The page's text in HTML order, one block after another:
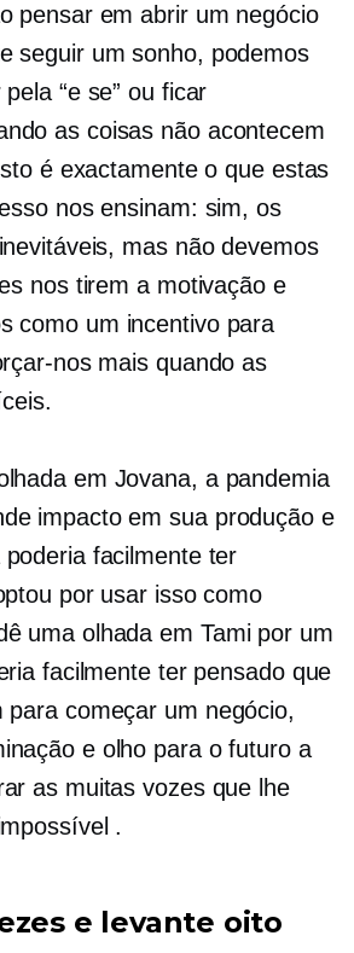
pensar em abrir um negócio
seguir um sonho, podemos
pela “e se” ou ficar
as coisas não acontecem
é exactamente o que estas
nos ensinam: sim, os
mas não devemos
nos tirem a motivação e
como um incentivo para
nos mais quando as
em Jovana, a pandemia
impacto em sua produção e
facilmente ter
por usar isso como
uma olhada em Tami por um
facilmente ter pensado que
para começar um negócio,
e olho para o futuro a
as muitas vozes que lhe
.
e levante oito